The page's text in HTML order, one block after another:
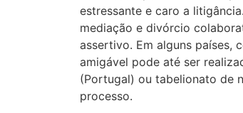
estressante e caro a
mediação e divórcio
assertivo. Em alguns países,
amigável pode até ser
(Portugal) ou tabelionato de
processo.